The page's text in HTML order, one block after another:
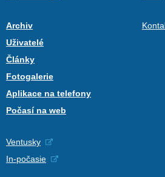
Archiv
Uživatelé
Články
Fotogalerie
Aplikace na telefony
Počasí na web
Ventusky
In-počasie